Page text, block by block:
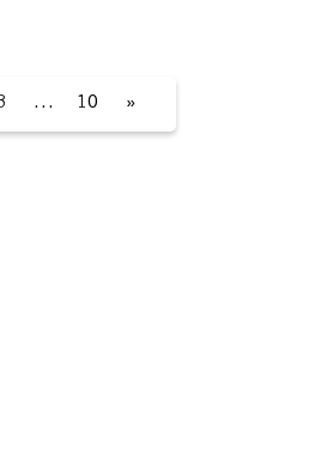
… 10 »